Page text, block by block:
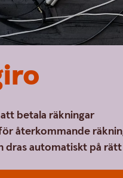
betala räkningar
återkommande
dras automatiskt på